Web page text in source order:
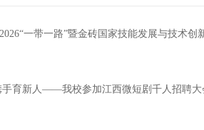
一带一路”暨金砖国家技能发展与技术创
手育新人——我校参加江西微短剧千人招聘大